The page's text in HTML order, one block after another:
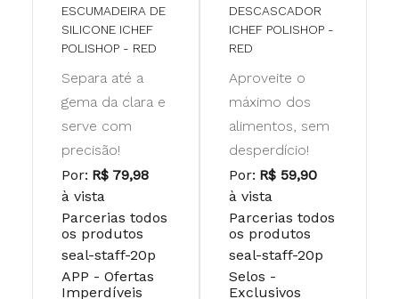
ESCUMADEIRA DE
SILICONE ICHEF
POLISHOP - RED
Separa até a
gema da clara e
serve com
precisão!
Por: R$ 79,98
à vista
Parcerias todos
os produtos
seal-staff-20p
APP - Ofertas
Imperdíveis
DESCASCADOR
ICHEF POLISHOP -
RED
Aproveite o
máximo dos
alimentos, sem
desperdício!
Por: R$ 59,90
à vista
Parcerias todos
os produtos
seal-staff-20p
Selos -
Exclusivos